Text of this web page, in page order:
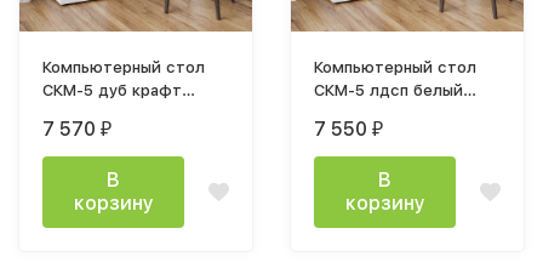
Компьютерный стол
СКМ-5 дуб крафт
7 570 ₽
В
корзину
Компьютерный стол
СКМ-5 лдсп белый
7 550 ₽
В
корзину